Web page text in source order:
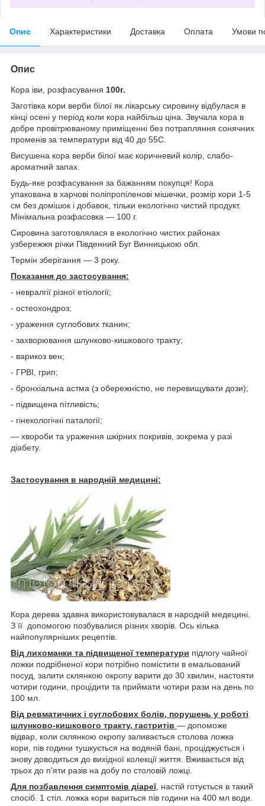
Опис Характеристики Доставка Оплата Умови
Опис
Кора іви, розфасування 100г.
Заготівка кори верби білої як лікарську сировину відбулася в
кінці осені у період коли кора найбільш ціна. Звучала кора в
добре провітрюваному приміщенні без потрапляння сонячних
променів за температури від 40 до 55С.
Висушена кора верби білої має коричневий колір, слабо-
ароматний запах.
Будь-яке розфасування за бажанням покупця! Кора
упакована в харчові поліпропіленові мішечки, розмір кори 1-5
см без домішок і добавок, тільки екологічно чистий продукт.
Мінімальна розфасовка — 100 г.
Сировина заготовлялася в екологічно чистих районах
узбережжя річки Південний Буг Винницькою обл.
Термін зберігання — 3 року.
Показання до застосування:
- невралгії різної етіології;
- остеохондроз;
- ураження суглобових тканин;
- захворювання шлунково-кишкового тракту;
- варикоз вен;
- ГРВІ, грип;
- бронхіальна астма (з обережністю, не перевищувати дози);
- підвищена пітливість;
- гінекологічні паталогії;
— хвороби та ураження шкірних покривів, зокрема у разі
діабету.
Застосування в народній медицині:
Кора дерева здавна використовувалася в народній медецині.
З її допомогою позбувалися різних хворів. Ось кілька
найпопулярніших рецептів.
Від лихоманки та підвищеної температури підлогу чайної
ложки подрібненої кори потрібно помістити в емальований
посуд, залити склянкою окропу варити до 30 хвилин, настояти
чотири години, процідити та приймати чотири рази на день по
100 мл.
Від ревматичних і суглобових болів, порушень у роботі
шлунково-кишкового тракту, гастритів — допоможе
відвар, коли склянкою окропу заливається столова ложка
кори, пів години тушкується на водяній бані, проціджується і
знову доводиться до вихідної колекції життя. Вживається від
трьох до п'яти разів на добу по столовій ложці.
Для позбавлення симптомів діареї, настій готується в такий
спосіб. 1 стіл. ложка кори вариться пів години на 400 мл води.